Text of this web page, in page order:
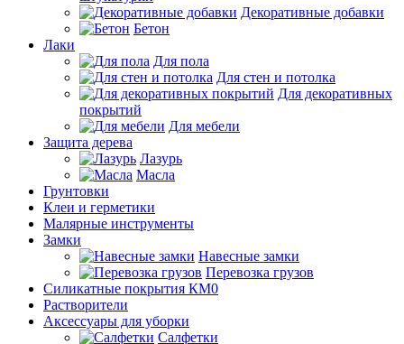
Декоративные добавки
Бетон
Лаки
Для пола
Для стен и потолка
Для декоративных
покрытий
Для мебели
Защита дерева
Лазурь
Масла
Грунтовки
Клеи и герметики
Малярные инструменты
Замки
Навесные замки
Перевозка грузов
Силикатные покрытия КМ0
Растворители
Аксессуары для уборки
Салфетки